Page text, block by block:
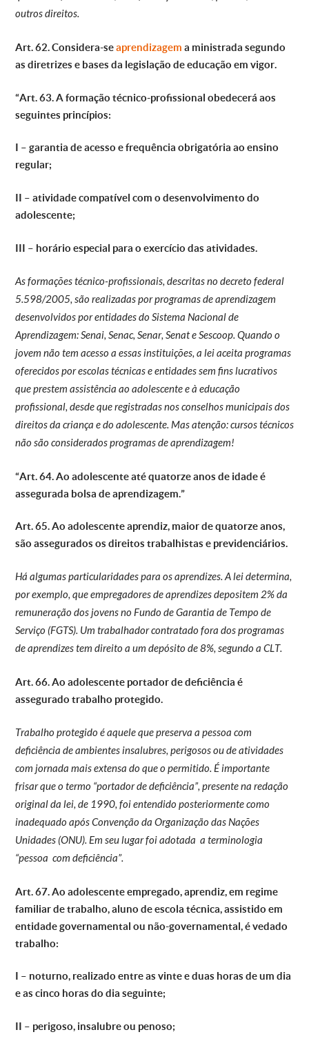
outros direitos.
Art. 62. Considera-seaprendizagem a ministrada segundo
as diretrizes e bases da legislação de educação em vigor.
“Art. 63. A formação técnico-profissional obedecerá aos
seguintes princípios:
I – garantia de acesso e frequência obrigatória ao ensino
regular;
II – atividade compatível com o desenvolvimento do
adolescente;
III – horário especial para o exercício das atividades.
As formações técnico-profissionais, descritas no decreto federal
5.598/2005, são realizadas por programas de aprendizagem
desenvolvidos por entidades do Sistema Nacional de
Aprendizagem: Senai, Senac, Senar, Senat e Sescoop. Quando o
jovem não tem acesso a essas instituições, a lei aceita programas
oferecidos por escolas técnicas e entidades sem fins lucrativos
que prestem assistência ao adolescente e à educação
profissional, desde que registradas nos conselhos municipais dos
direitos da criança e do adolescente. Mas atenção: cursos técnicos
não são considerados programas de aprendizagem!
“Art. 64. Ao adolescente até quatorze anos de idade é
assegurada bolsa de aprendizagem.”
Art. 65. Ao adolescente aprendiz, maior de quatorze anos,
são assegurados os direitos trabalhistas e previdenciários.
Há algumas particularidades para os aprendizes. A lei determina,
por exemplo, que empregadores de aprendizes depositem 2% da
remuneração dos jovens no Fundo de Garantia de Tempo de
Serviço (FGTS). Um trabalhador contratado fora dos programas
de aprendizes tem direito a um depósito de 8%, segundo a CLT.
Art. 66. Ao adolescente portador de deficiência é
assegurado trabalho protegido.
Trabalho protegido é aquele que preserva a pessoa com
deficiência de ambientes insalubres, perigosos ou de atividades
com jornada mais extensa do que o permitido. É importante
frisar que o termo “portador de deficiência”, presente na redação
original da lei, de 1990, foi entendido posteriormente como
inadequado após Convenção da Organização das Nações
Unidades (ONU). Em seu lugar foi adotada a terminologia
“pessoa com deficiência”.
Art. 67. Ao adolescente empregado, aprendiz, em regime
familiar de trabalho, aluno de escola técnica, assistido em
entidade governamental ou não-governamental, é vedado
trabalho:
I – noturno, realizado entre as vinte e duas horas de um dia
e as cinco horas do dia seguinte;
II – perigoso, insalubre ou penoso;